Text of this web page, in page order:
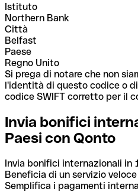
Istituto
Northern Bank
Città
Belfast
Paese
Regno Unito
Si prega di notare che non
l'identità di questo codice o
codice SWIFT corretto per il
Invia bonifici
Paesi con Qonto
Invia bonifici internazionali in
Beneficia di un servizio
Semplifica i pagamenti